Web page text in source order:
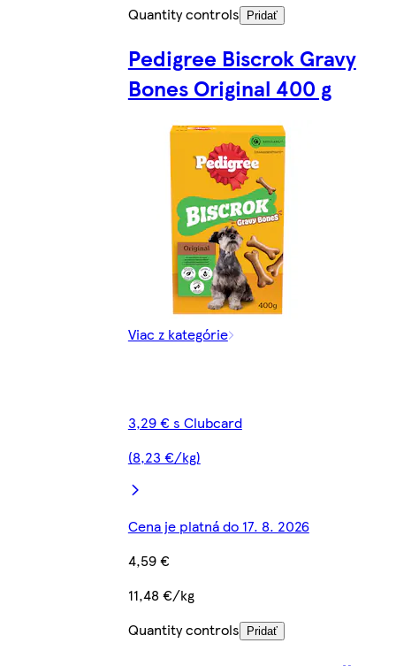
Quantity controls
Pridať
Pedigree Biscrok Gravy
Bones Original 400 g
Viac z kategórie
3,29 € s Clubcard
(8,23 €/kg)
Cena je platná do 17. 8. 2026
4,59 €
11,48 €/kg
Quantity controls
Pridať